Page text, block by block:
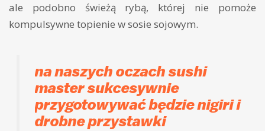
ale podobno świeżą rybą, której nie pomoże
kompulsywne topienie w sosie sojowym.
na naszych oczach sushi
master sukcesywnie
przygotowywać będzie nigiri i
drobne przystawki